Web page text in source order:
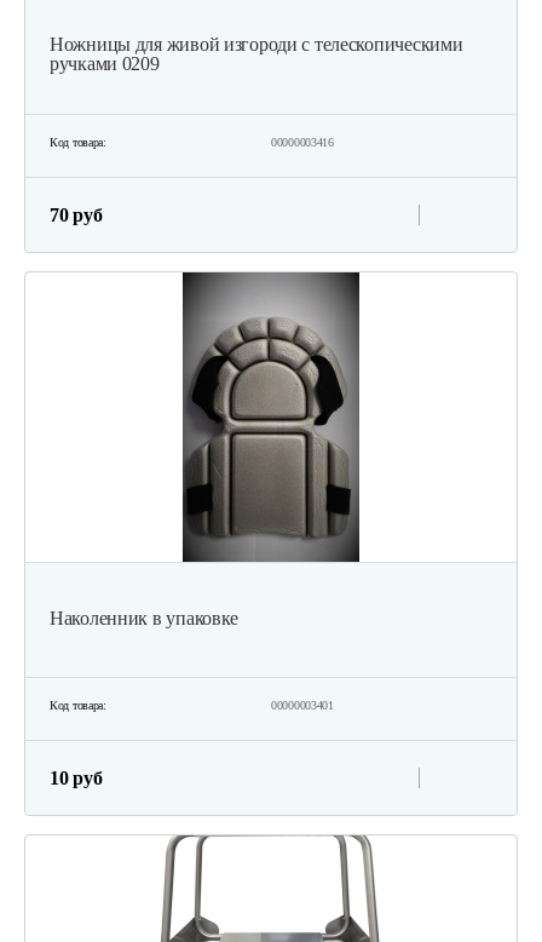
Ножницы для живой изгороди с телескопическими
ручками 0209
Код товара: 00000003416
70 руб
Наколенник в упаковке
Код товара: 00000003401
10 руб